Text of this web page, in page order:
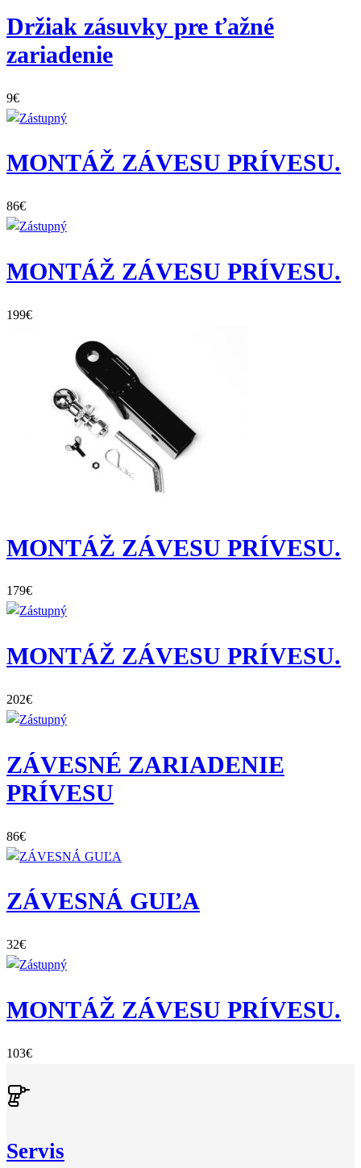
Držiak zásuvky pre ťažné
zariadenie
9€
MONTÁŽ ZÁVESU PRÍVESU.
86€
MONTÁŽ ZÁVESU PRÍVESU.
199€
MONTÁŽ ZÁVESU PRÍVESU.
179€
MONTÁŽ ZÁVESU PRÍVESU.
202€
ZÁVESNÉ ZARIADENIE
PRÍVESU
86€
ZÁVESNÁ GUĽA
32€
MONTÁŽ ZÁVESU PRÍVESU.
103€
Servis